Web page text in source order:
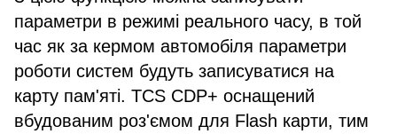
параметри в режимі реального часу, в той
час як за кермом автомобіля параметри
роботи систем будуть записуватися на
карту пам'яті. TCS CDP+ оснащений
вбудованим роз'ємом для Flash карти, тим